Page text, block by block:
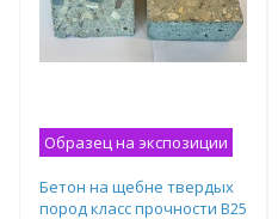
Образец на экспозиции
Бетон на щебне твердых
пород класс прочности B25